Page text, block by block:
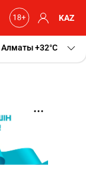
KAZ
Алматы+32 C